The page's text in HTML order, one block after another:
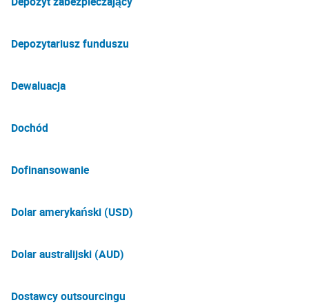
Depozytariusz funduszu
Dewaluacja
Dochód
Dofinansowanie
Dolar amerykański (USD)
Dolar australijski (AUD)
Dostawcy outsourcingu